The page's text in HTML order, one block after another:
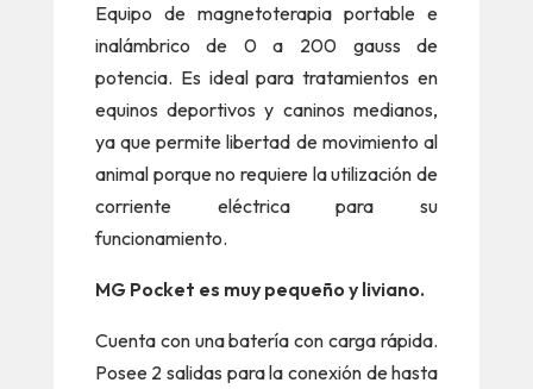
Equipo de magnetoterapia portable e
inalámbrico de 0 a 200 gauss de
potencia. Es ideal para tratamientos en
equinos deportivos y caninos medianos,
ya que permite libertad de movimiento al
animal porque no requiere la utilización de
corriente eléctrica para su
funcionamiento.
MG Pocket es muy pequeño y liviano.
Cuenta con una batería con carga rápida.
Posee 2 salidas para la conexión de hasta